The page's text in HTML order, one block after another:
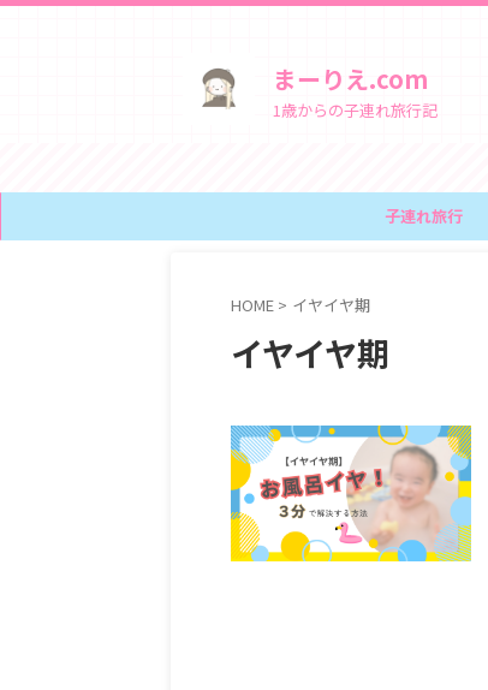
まーりえ.com
1歳からの子連れ旅行記
子連れ旅行
HOME > イヤイヤ期
イヤイヤ期